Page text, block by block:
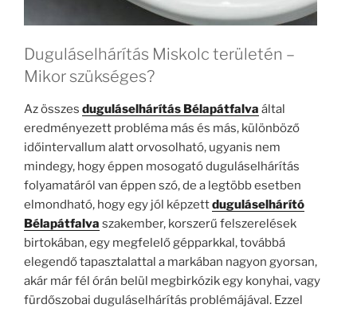
Duguláselhárítás Miskolc területén –
Mikor szükséges?
Az összes duguláselhárítás Bélapátfalva által
eredményezett probléma más és más, különböző
időintervallum alatt orvosolható, ugyanis nem
mindegy, hogy éppen mosogató duguláselhárítás
folyamatáról van éppen szó, de a legtöbb esetben
elmondható, hogy egy jól képzettduguláselhárító
Bélapátfalva szakember, korszerű felszerelések
birtokában, egy megfelelő gépparkkal, továbbá
elegendő tapasztalattal a markában nagyon gyorsan,
akár már fél órán belül megbirkózik egy konyhai, vagy
fürdőszobai duguláselhárítás problémájával. Ezzel